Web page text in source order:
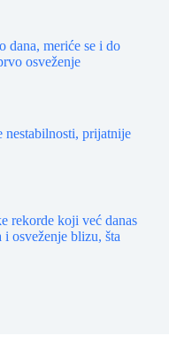
dana, meriće se i do
osveženje
nestabilnosti, prijatnije
rekorde koji već danas
osveženje blizu, šta